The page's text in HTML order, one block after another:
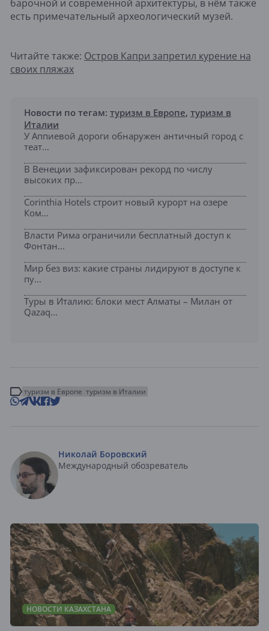
барочной и современной архитектуры, в нём также
есть примечательный археологический музей.
Читайте также: Остров Капри запретил курение на
своих пляжах
Новости по тегам: туризм в Европе, туризм в
Италии
У Аппиевой дороги обнаружен античный город с
теат...
В Венеции зафиксирован рекорд по числу
высоких пр...
Corinthia Hotels строит новый курорт на озере
Ком...
Власти Рима ограничили бесплатный доступ к
Фонтан...
Мир без виз: какие страны лидируют в доступе к
пу...
Туры в Италию: блоки мест Алматы – Милан от
Qazaq...
туризм в Европе туризм в Италии
Николай Боровский
Международный обозреватель
НОВОСТИ КАЗАХСТАНА